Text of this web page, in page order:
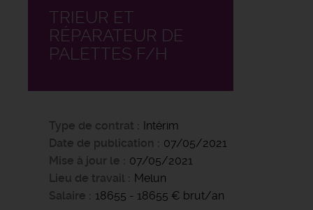
TRIEUR ET
RÉPARATEUR DE
PALETTES F/H
Type de contrat
Intérim
Date de publication
07/05/2021
Mise à jour le
07/05/2021
Lieu de travail
Melun
Salaire
18655 - 18655 € brut/an